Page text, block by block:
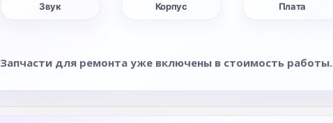
Звук Корпус Плата
Запчасти для ремонта уже включены в стоимость работы.